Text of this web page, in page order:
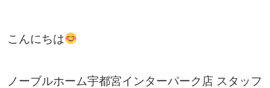
こんにちは
ノーブルホーム宇都宮インターパーク店 スタッフ